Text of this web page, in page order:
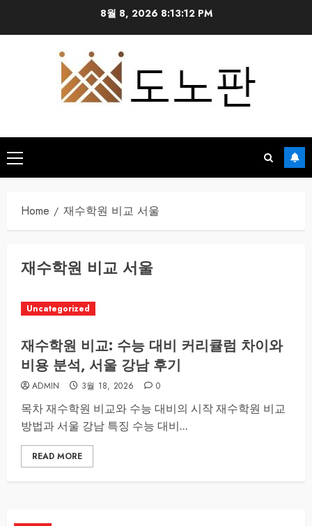
8월 8, 2026 8:13:13 PM
Primary
Menu
Home 재수학원 비교 서울
재수학원 비교 서울
Uncategorized
재수학원 비교: 수능 대비 커리큘럼 차이와
비용 분석, 서울 강남 후기
ADMIN 3월 18, 2026 0
목차 재수학원 비교와 수능 대비의 시작 재수학원 비교
방법과 서울 강남 특징 수능 대비...
READ MORE